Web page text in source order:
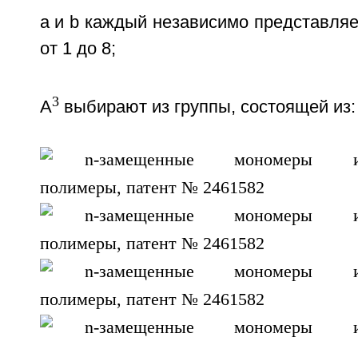
а и b каждый независимо
от 1 до 8;
А3выбирают из группы, состоящей из: